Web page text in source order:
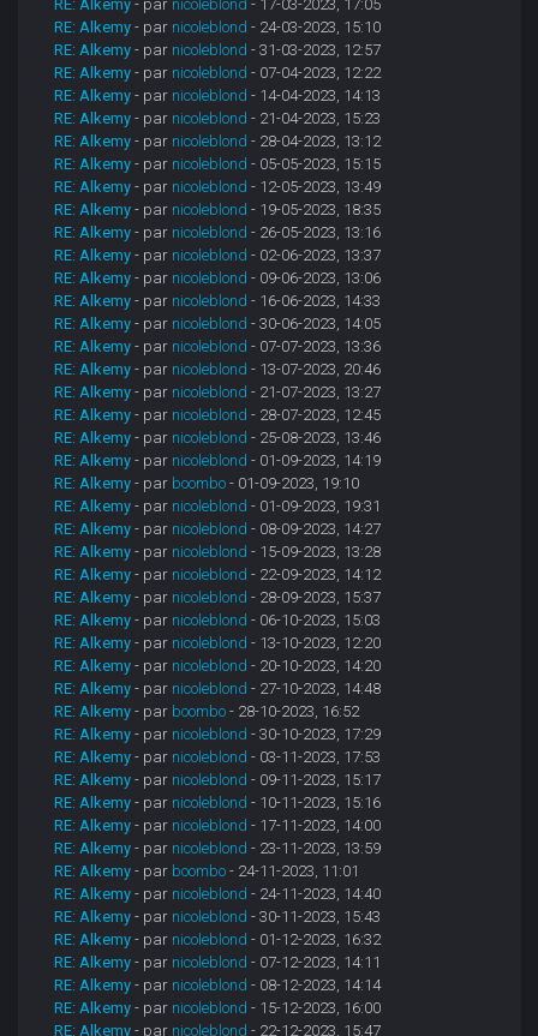
RE: Alkemy - par nicoleblond - 17-03-2023, 17:05
RE: Alkemy - par nicoleblond - 24-03-2023, 15:10
RE: Alkemy - par nicoleblond - 31-03-2023, 12:57
RE: Alkemy - par nicoleblond - 07-04-2023, 12:22
RE: Alkemy - par nicoleblond - 14-04-2023, 14:13
RE: Alkemy - par nicoleblond - 21-04-2023, 15:23
RE: Alkemy - par nicoleblond - 28-04-2023, 13:12
RE: Alkemy - par nicoleblond - 05-05-2023, 15:15
RE: Alkemy - par nicoleblond - 12-05-2023, 13:49
RE: Alkemy - par nicoleblond - 19-05-2023, 18:35
RE: Alkemy - par nicoleblond - 26-05-2023, 13:16
RE: Alkemy - par nicoleblond - 02-06-2023, 13:37
RE: Alkemy - par nicoleblond - 09-06-2023, 13:06
RE: Alkemy - par nicoleblond - 16-06-2023, 14:33
RE: Alkemy - par nicoleblond - 30-06-2023, 14:05
RE: Alkemy - par nicoleblond - 07-07-2023, 13:36
RE: Alkemy - par nicoleblond - 13-07-2023, 20:46
RE: Alkemy - par nicoleblond - 21-07-2023, 13:27
RE: Alkemy - par nicoleblond - 28-07-2023, 12:45
RE: Alkemy - par nicoleblond - 25-08-2023, 13:46
RE: Alkemy - par nicoleblond - 01-09-2023, 14:19
RE: Alkemy - par boombo - 01-09-2023, 19:10
RE: Alkemy - par nicoleblond - 01-09-2023, 19:31
RE: Alkemy - par nicoleblond - 08-09-2023, 14:27
RE: Alkemy - par nicoleblond - 15-09-2023, 13:28
RE: Alkemy - par nicoleblond - 22-09-2023, 14:12
RE: Alkemy - par nicoleblond - 28-09-2023, 15:37
RE: Alkemy - par nicoleblond - 06-10-2023, 15:03
RE: Alkemy - par nicoleblond - 13-10-2023, 12:20
RE: Alkemy - par nicoleblond - 20-10-2023, 14:20
RE: Alkemy - par nicoleblond - 27-10-2023, 14:48
RE: Alkemy - par boombo - 28-10-2023, 16:52
RE: Alkemy - par nicoleblond - 30-10-2023, 17:29
RE: Alkemy - par nicoleblond - 03-11-2023, 17:53
RE: Alkemy - par nicoleblond - 09-11-2023, 15:17
RE: Alkemy - par nicoleblond - 10-11-2023, 15:16
RE: Alkemy - par nicoleblond - 17-11-2023, 14:00
RE: Alkemy - par nicoleblond - 23-11-2023, 13:59
RE: Alkemy - par boombo - 24-11-2023, 11:01
RE: Alkemy - par nicoleblond - 24-11-2023, 14:40
RE: Alkemy - par nicoleblond - 30-11-2023, 15:43
RE: Alkemy - par nicoleblond - 01-12-2023, 16:32
RE: Alkemy - par nicoleblond - 07-12-2023, 14:11
RE: Alkemy - par nicoleblond - 08-12-2023, 14:14
RE: Alkemy - par nicoleblond - 15-12-2023, 16:00
RE: Alkemy - par nicoleblond - 22-12-2023, 15:47